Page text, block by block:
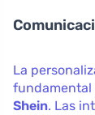
La
fundamental
Shein. Las